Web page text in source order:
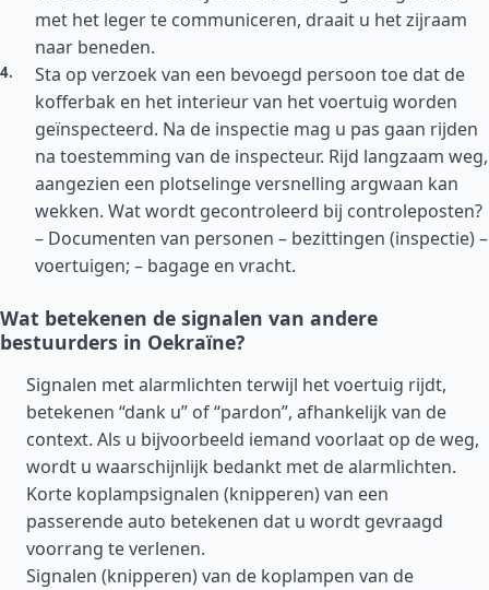
met het leger te communiceren, draait u het zijraam
naar beneden.
Sta op verzoek van een bevoegd persoon toe dat de
kofferbak en het interieur van het voertuig worden
geïnspecteerd. Na de inspectie mag u pas gaan rijden
na toestemming van de inspecteur. Rijd langzaam weg,
aangezien een plotselinge versnelling argwaan kan
wekken. Wat wordt gecontroleerd bij controleposten?
– Documenten van personen – bezittingen (inspectie) –
voertuigen; – bagage en vracht.
Wat betekenen de signalen van andere
bestuurders in Oekraïne?
Signalen met alarmlichten terwijl het voertuig rijdt,
betekenen “dank u” of “pardon”, afhankelijk van de
context. Als u bijvoorbeeld iemand voorlaat op de weg,
wordt u waarschijnlijk bedankt met de alarmlichten.
Korte koplampsignalen (knipperen) van een
passerende auto betekenen dat u wordt gevraagd
voorrang te verlenen.
Signalen (knipperen) van de koplampen van de